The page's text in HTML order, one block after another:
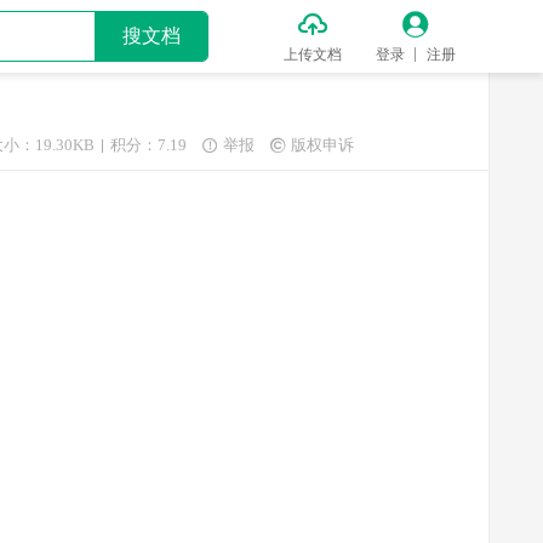
搜文档 
上传文档

登录 注册
小：19.30KB 积分：7.19  举报  版权申诉